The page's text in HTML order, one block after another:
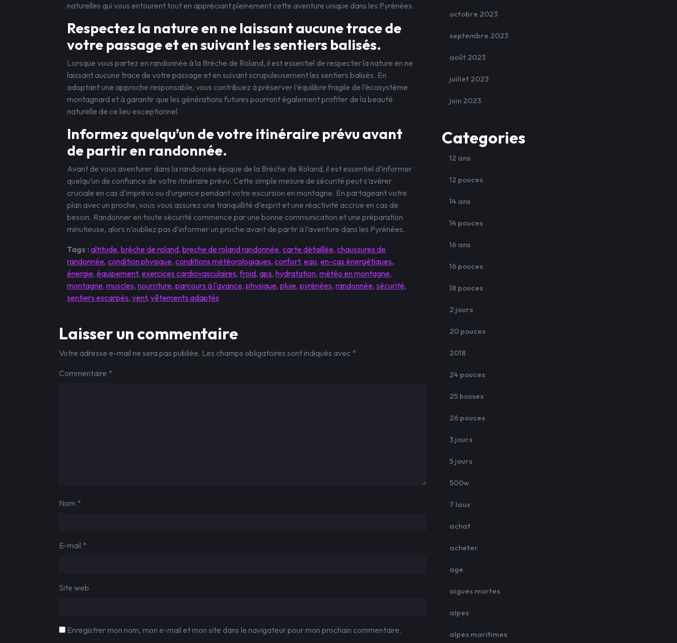
naturelles qui vous entourent tout en appréciant pleinement cette aventure unique dans les Pyrénées.
Respectez la nature en ne laissant aucune trace de
votre passage et en suivant les sentiers balisés.
Lorsque vous partez en randonnée à la Brèche de Roland, il est essentiel de respecter la nature en ne
laissant aucune trace de votre passage et en suivant scrupuleusement les sentiers balisés. En
adoptant une approche responsable, vous contribuez à préserver l’équilibre fragile de l’écosystème
montagnard et à garantir que les générations futures pourront également profiter de la beauté
naturelle de ce lieu exceptionnel.
Informez quelqu’un de votre itinéraire prévu avant
de partir en randonnée.
Avant de vous aventurer dans la randonnée épique de la Brèche de Roland, il est essentiel d’informer
quelqu’un de confiance de votre itinéraire prévu. Cette simple mesure de sécurité peut s’avérer
cruciale en cas d’imprévu ou d’urgence pendant votre excursion en montagne. En partageant votre
plan avec un proche, vous vous assurez une tranquillité d’esprit et une réactivité accrue en cas de
besoin. Randonner en toute sécurité commence par une bonne communication et une préparation
minutieuse, alors n’oubliez pas d’informer un proche avant de partir à l’aventure dans les Pyrénées.
Tags :altitude, brèche de roland, breche de roland randonnée, carte détaillée, chaussures de
randonnée, condition physique, conditions météorologiques, confort, eau, en-cas énergétiques,
énergie, équipement, exercices cardiovasculaires,froid, gps, hydratation, météo en montagne,
montagne, muscles, nourriture, parcours à l'avance, physique, pluie, pyrénées, randonnée, sécurité,
sentiers escarpés, vent, vêtements adaptés
Laisser un commentaire
Votre adresse e-mail ne sera pas publiée. Les champs obligatoires sont indiqués avec *
Commentaire *
Nom *
E-mail *
Site web
Enregistrer mon nom, mon e-mail et mon site dans le navigateur pour mon prochain commentaire.
octobre 2023
septembre 2023
août 2023
juillet 2023
juin 2023
Categories
12 ans
12 pouces
14 ans
14 pouces
16 ans
16 pouces
18 pouces
2 jours
20 pouces
2018
24 pouces
25 bosses
26 pouces
3 jours
5 jours
500w
7 laux
achat
acheter
age
aigues mortes
alpes
alpes maritimes